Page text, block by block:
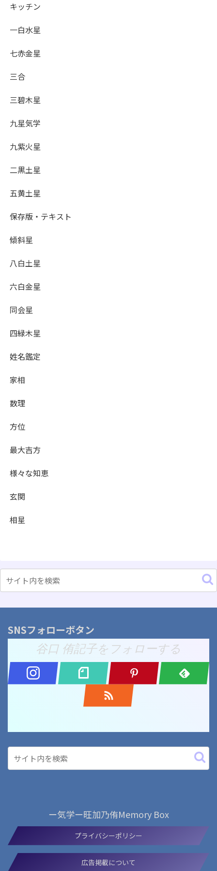
キッチン
一白水星
七赤金星
三合
三碧木星
九星気学
九紫火星
二黒土星
五黄土星
保存版・テキスト
傾斜星
八白土星
六白金星
同会星
四緑木星
姓名鑑定
家相
数理
方位
最大吉方
様々な知恵
玄関
相星
SNSフォローボタン
谷口 侑記子をフォローする
ー気学ー旺加乃侑Memory Box
プライバシーポリシー
広告掲載について